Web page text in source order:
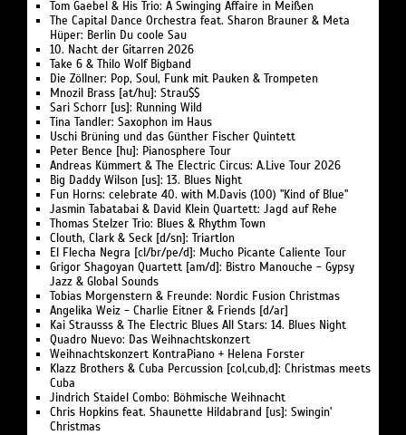
Tom Gaebel & His Trio: A Swinging Affaire in Meißen
The Capital Dance Orchestra feat. Sharon Brauner & Meta
Hüper: Berlin Du coole Sau
10. Nacht der Gitarren 2026
Take 6 & Thilo Wolf Bigband
Die Zöllner: Pop, Soul, Funk mit Pauken & Trompeten
Mnozil Brass [at/hu]: Strau$$
Sari Schorr [us]: Running Wild
Tina Tandler: Saxophon im Haus
Uschi Brüning und das Günther Fischer Quintett
Peter Bence [hu]: Pianosphere Tour
Andreas Kümmert & The Electric Circus: A.Live Tour 2026
Big Daddy Wilson [us]: 13. Blues Night
Fun Horns: celebrate 40. with M.Davis (100) "Kind of Blue"
Jasmin Tabatabai & David Klein Quartett: Jagd auf Rehe
Thomas Stelzer Trio: Blues & Rhythm Town
Clouth, Clark & Seck [d/sn]: Triartlon
El Flecha Negra [cl/br/pe/d]: Mucho Picante Caliente Tour
Grigor Shagoyan Quartett [am/d]: Bistro Manouche - Gypsy
Jazz & Global Sounds
Tobias Morgenstern & Freunde: Nordic Fusion Christmas
Angelika Weiz - Charlie Eitner & Friends [d/ar]
Kai Strausss & The Electric Blues All Stars: 14. Blues Night
Quadro Nuevo: Das Weihnachtskonzert
Weihnachtskonzert KontraPiano + Helena Forster
Klazz Brothers & Cuba Percussion [col,cub,d]: Christmas meets
Cuba
Jindrich Staidel Combo: Böhmische Weihnacht
Chris Hopkins feat. Shaunette Hildabrand [us]: Swingin'
Christmas